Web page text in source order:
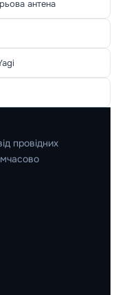
антена
провідних